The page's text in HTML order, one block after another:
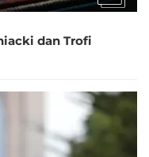
dan Trofi